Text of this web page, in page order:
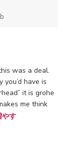
was a deal.
have is
it is grohe
me think
やす